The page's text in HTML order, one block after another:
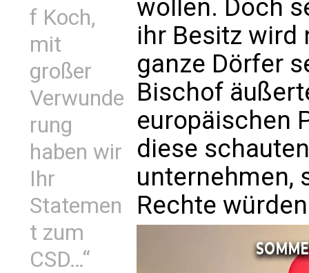
f Koch,
mit
großer
Verwunde
rung
haben wir
Ihr
Statemen
t zum
CSD…“
wollen. Doch
ihr Besitz wird
ganze Dörfer
Bischof
europäischen
diese
unternehmen,
Rechte